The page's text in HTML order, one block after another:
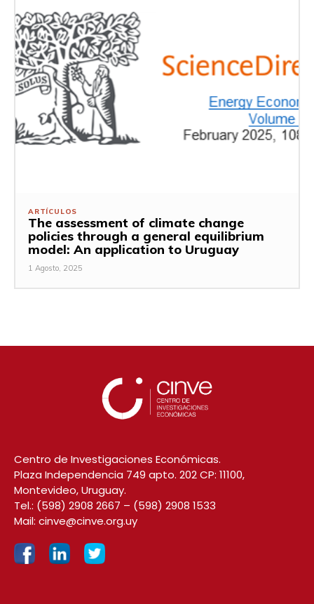
ARTÍCULOS
The assessment of climate change
policies through a general equilibrium
model: An application to Uruguay
1 Agosto, 2025
Centro de Investigaciones Económicas.
Plaza Independencia 749 apto. 202 CP: 11100,
Montevideo, Uruguay.
Tel.: (598) 2908 2667 – (598) 2908 1533
Mail: cinve@cinve.org.uy